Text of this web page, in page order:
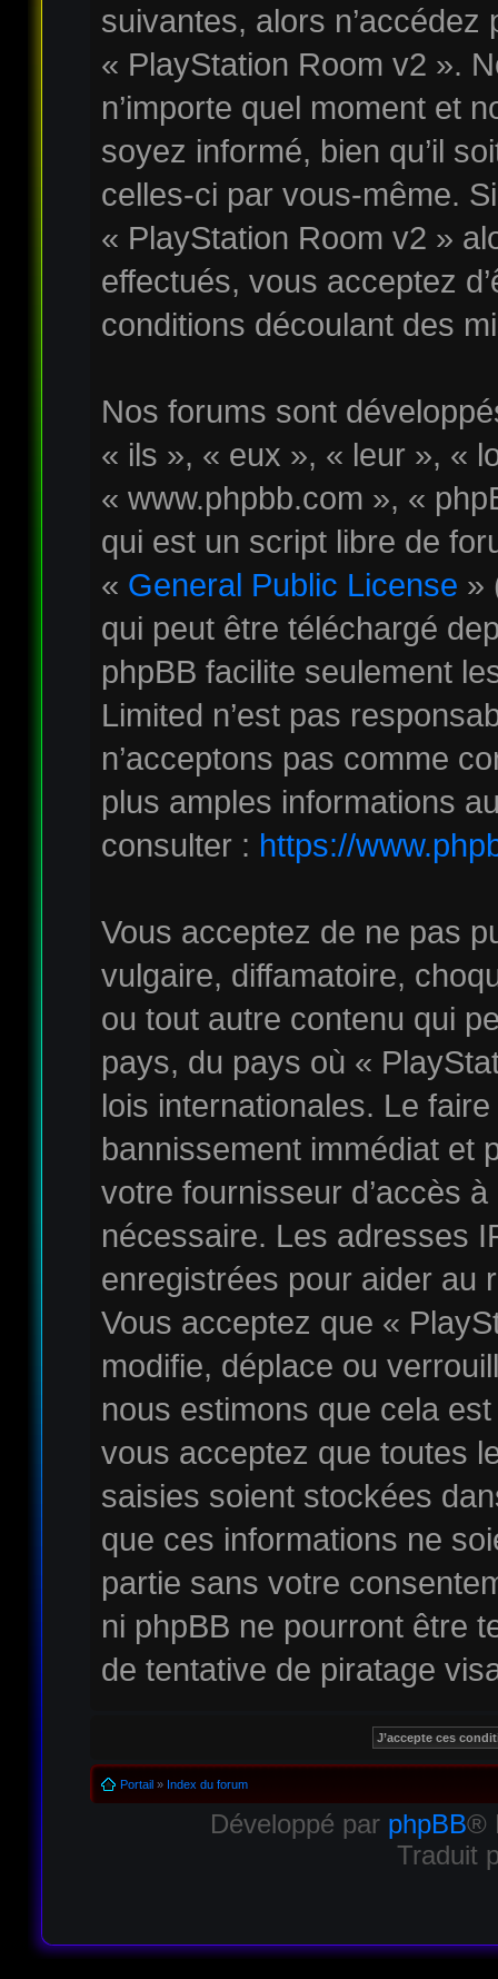
suivantes, alors n’accédez
« PlayStation Room v2 ».
n’importe quel moment et
soyez informé, bien qu’il
celles-ci par vous-même.
« PlayStation Room v2 »
effectués, vous acceptez
conditions découlant des
Nos forums sont
« ils », « eux », « leur », «
« www.phpbb.com », «
qui est un script libre de
« General Public License »
qui peut être téléchargé
phpBB facilite seulement
Limited n’est pas
n’acceptons pas comme
plus amples informations
consulter : https://
Vous acceptez de ne pas
vulgaire, diffamatoire,
ou tout autre contenu qui
pays, du pays où «
lois internationales. Le
bannissement immédiat et
votre fournisseur d’accès
nécessaire. Les adresses
enregistrées pour aider au
Vous acceptez que «
modifie, déplace ou
nous estimons que cela
vous acceptez que toutes
saisies soient stockées
que ces informations ne
partie sans votre
ni phpBB ne pourront être
de tentative de piratage
Portail» Index du forum
Développé par phpBB®
Traduit